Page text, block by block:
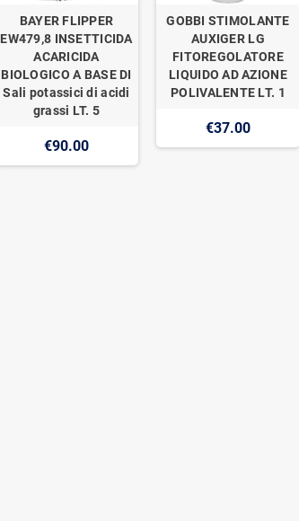
BAYER FLIPPER
EW479,8 INSETTICIDA
ACARICIDA
BIOLOGICO A BASE DI
Sali potassici di acidi
grassi LT. 5
€90.00
GOBBI STIMOLANTE
AUXIGER LG
FITOREGOLATORE
LIQUIDO AD AZIONE
POLIVALENTE LT. 1
€37.00